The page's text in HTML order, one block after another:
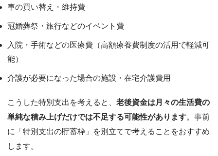
車の買い替え・維持費
冠婚葬祭・旅行などのイベント費
入院・手術などの医療費（高額療養費制度の活用で軽減可
能）
介護が必要になった場合の施設・在宅介護費用
こうした特別支出を考えると、 老後資金は月々の生活費の
単純な積み上げだけでは不足する可能性があります。事前
に「特別支出の貯蓄枠」を別立てで考えることをおすすめ
します。